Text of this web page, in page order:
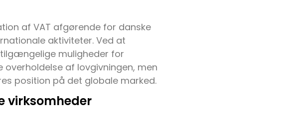
af VAT afgørende for danske
aktiviteter. Ved at
muligheder for
overholdelse af lovgivningen, men
position på det globale marked.
virksomheder